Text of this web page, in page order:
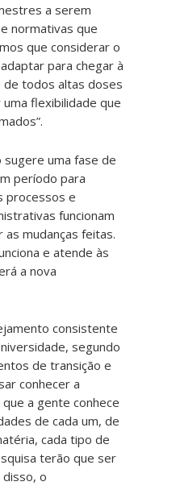
a serem
normativas que
que considerar o
para chegar à
de todos altas doses
flexibilidade que
uma fase de
período para
processos e
funcionam
mudanças feitas.
e atende às
a nova
consistente
segundo
de transição e
conhecer a
a gente conhece
de cada um, de
cada tipo de
terão que ser
disso, o